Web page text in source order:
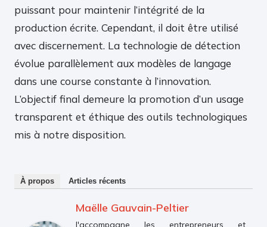
puissant pour maintenir l’intégrité de la
production écrite. Cependant, il doit être utilisé
avec discernement. La technologie de détection
évolue parallèlement aux modèles de langage
dans une course constante à l’innovation.
L’objectif final demeure la promotion d’un usage
transparent et éthique des outils technologiques
mis à notre disposition.
À propos Articles récents
Maëlle Gauvain-Peltier
J'accompagne les entrepreneurs et